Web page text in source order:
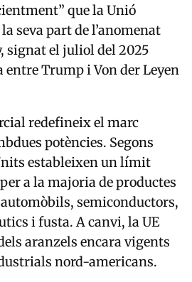
que la Unió
seva part de l’anomenat
signat el juliol del 2025
Trump i Von der Leyen
redefineix el marc
potències. Segons
estableixen un límit
a la majoria de productes
semiconductors,
i fusta. A canvi, la UE
aranzels encara vigents
nord-americans.